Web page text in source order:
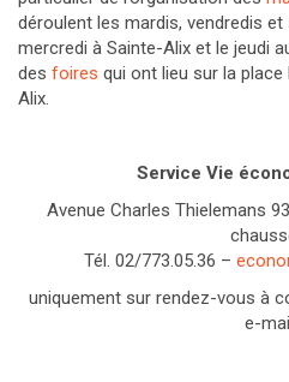
déroulent les mardis, vendredis
mercredi à Sainte-Alix et le jeudi
des foires qui ont lieu sur la
Alix.
Service Vie
Avenue Charles Thielemans
Tél. 02/773.05.36 –
uniquement sur rendez-vous à
e-